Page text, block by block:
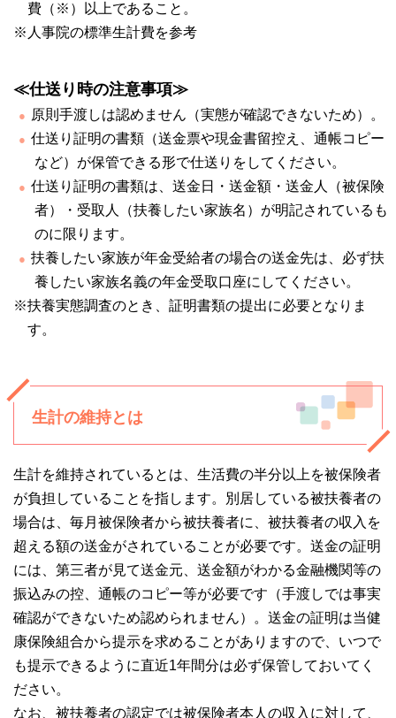
費（※）以上であること。
※人事院の標準生計費を参考
≪仕送り時の注意事項≫
原則手渡しは認めません（実態が確認できないため）。
仕送り証明の書類（送金票や現金書留控え、通帳コピー
など）が保管できる形で仕送りをしてください。
仕送り証明の書類は、送金日・送金額・送金人（被保険
者）・受取人（扶養したい家族名）が明記されているも
のに限ります。
扶養したい家族が年金受給者の場合の送金先は、必ず扶
養したい家族名義の年金受取口座にしてください。
※扶養実態調査のとき、証明書類の提出に必要となりま
す。
生計の維持とは
生計を維持されているとは、生活費の半分以上を被保険者
が負担していることを指します。別居している被扶養者の
場合は、毎月被保険者から被扶養者に、被扶養者の収入を
超える額の送金がされていることが必要です。送金の証明
には、第三者が見て送金元、送金額がわかる金融機関等の
振込みの控、通帳のコピー等が必要です（手渡しでは事実
確認ができないため認められません）。送金の証明は当健
康保険組合から提示を求めることがありますので、いつで
も提示できるように直近1年間分は必ず保管しておいてく
ださい。
なお、被扶養者の認定では被保険者本人の収入に対して、